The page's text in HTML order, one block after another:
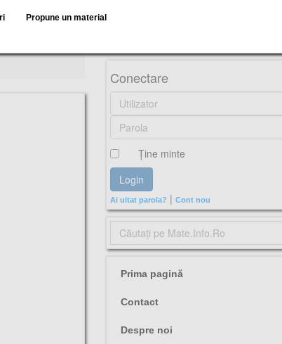
Propune un material
Conectare
Ţine minte
Ai uitat parola? | Cont nou
Prima pagină
Contact
Despre noi